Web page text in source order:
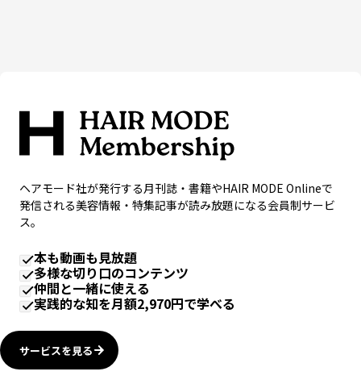
ヘアモード社が発行する月刊誌・書籍やHAIR MODE Onlineで
発信される美容情報・特集記事が読み放題になる会員制サービ
ス。
本も動画も見放題
多様な切り口のコンテンツ
仲間と一緒に使える
実践的な知を月額2,970円で学べる
サービスを見る